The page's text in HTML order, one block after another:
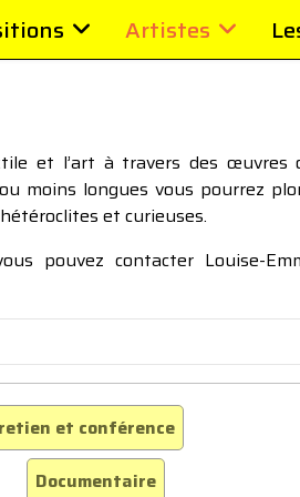
Artistes
et l’art à travers des œuvres
moins longues vous pourrez
et curieuses.
pouvez contacter Louise-
et conférence
Documentaire